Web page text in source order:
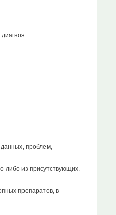
проблем,
либо из присутствующих.
препаратов, в